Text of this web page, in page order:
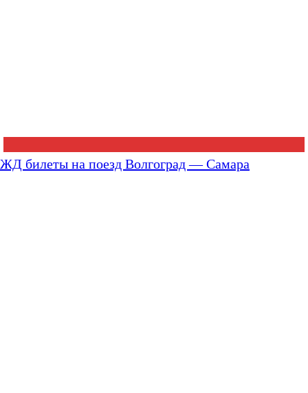
ЖД билеты на поезд Волгоград — Самара